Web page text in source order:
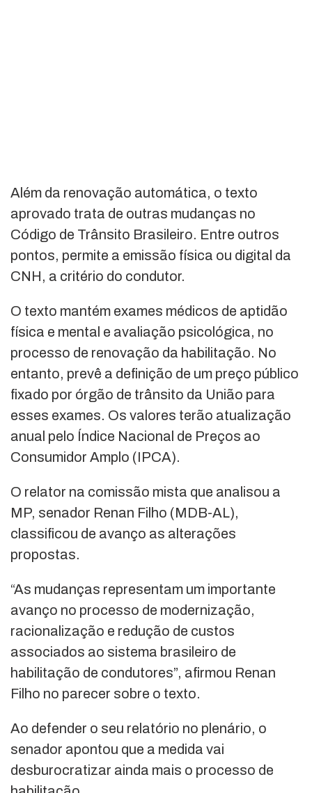
Além da renovação automática, o texto
aprovado trata de outras mudanças no
Código de Trânsito Brasileiro. Entre outros
pontos, permite a emissão física ou digital da
CNH, a critério do condutor.
O texto mantém exames médicos de aptidão
física e mental e avaliação psicológica, no
processo de renovação da habilitação. No
entanto, prevê a definição de um preço público
fixado por órgão de trânsito da União para
esses exames. Os valores terão atualização
anual pelo Índice Nacional de Preços ao
Consumidor Amplo (IPCA).
O relator na comissão mista que analisou a
MP, senador Renan Filho (MDB-AL),
classificou de avanço as alterações
propostas.
“As mudanças representam um importante
avanço no processo de modernização,
racionalização e redução de custos
associados ao sistema brasileiro de
habilitação de condutores”, afirmou Renan
Filho no parecer sobre o texto.
Ao defender o seu relatório no plenário, o
senador apontou que a medida vai
desburocratizar ainda mais o processo de